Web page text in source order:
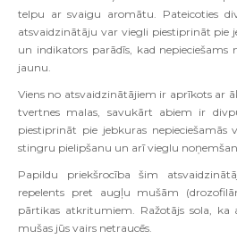
telpu ar svaigu aromātu. Pateicoties
atsvaidzinātāju var viegli piestiprināt pie
un indikators parādīs, kad
jaunu.
Viens no atsvaidzinātājiem ir aprīkots ar
tvertnes malas, savukārt abiem ir
piestiprināt pie jebkuras nepieciešamās
stingru pielipšanu un arī vieglu
Papildu priekšrocība šim
repelents pret augļu mušām
pārtikas atkritumiem. Ražotājs sola, ka
mušas jūs vairs netraucēs.